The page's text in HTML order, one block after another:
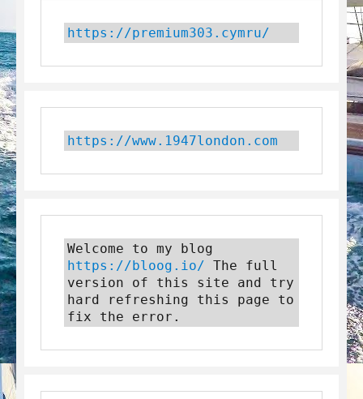
https://premium303.cymru/
https://www.1947london.com
https://bloog.io/ The full
version of this site and try
hard refreshing this page to
fix the error.